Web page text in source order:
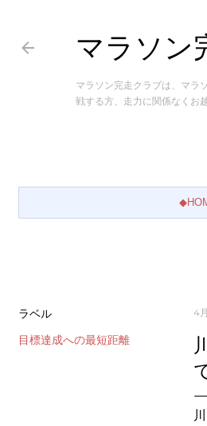
マラソン
マラソン完走クラブは、マラ
戦する方、走力に関係なくお
ラベル
目標達成への最短距離
4